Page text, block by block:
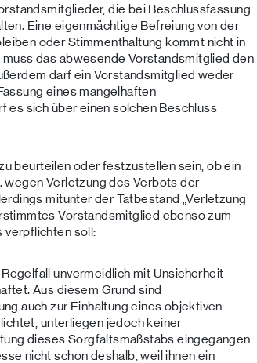
die bei Beschlussfassung
Eine eigenmächtige Befreiung von der
oder Stimmenthaltung kommt nicht in
das abwesende Vorstandsmitglied den
darf ein Vorstandsmitglied weder
eines mangelhaften
es sich über einen solchen Beschluss
beurteilen oder festzustellen sein, ob ein
Verletzung des Verbots der
mitunter der Tatbestand „Verletzung
Vorstandsmitglied ebenso zum
verpflichten soll:
unvermeidlich mit Unsicherheit
Aus diesem Grund sind
auch zur Einhaltung eines objektiven
unterliegen jedoch keiner
dieses Sorgfaltsmaßstabs eingegangen
nicht schon deshalb, weil ihnen ein